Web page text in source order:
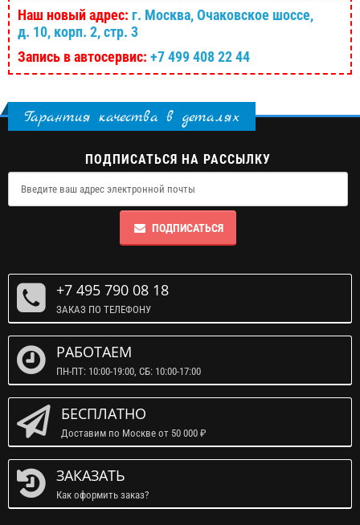
Наш новый адрес: г. Москва, Очаковское шоссе,
д. 10, корп. 2, стр. 3
Запись в автосервис: +7 499 408 22 44
Гарантия качества в деталях
ПОДПИСАТЬСЯ НА РАССЫЛКУ
ПОДПИСАТЬСЯ
+7 495 790 08 18
ЗАКАЗ ПО ТЕЛЕФОНУ
РАБОТАЕМ
ПН-ПТ: 10:00-19:00, СБ: 10:00-17:00
БЕСПЛАТНО
Доставим по Москве от 50 000 ₽
ЗАКАЗАТЬ
Как оформить заказ?